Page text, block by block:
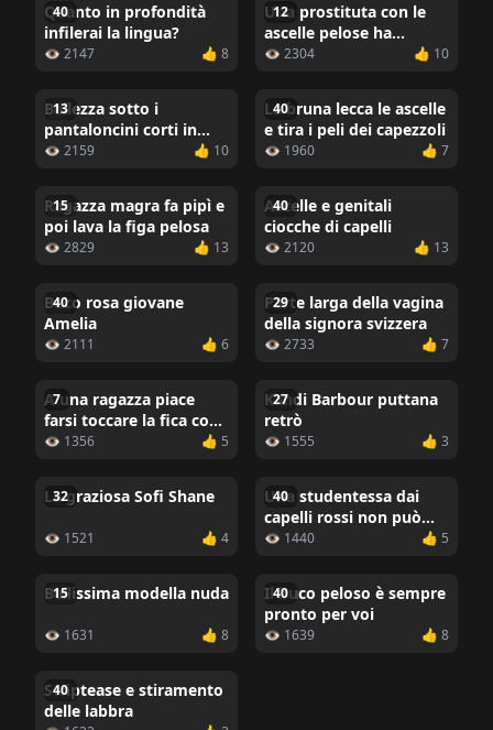
40
Quanto in profondità
infilerai la lingua?
👁 2147 👍 8
12
Una prostituta con le
ascelle pelose ha
dormito con un nero
👁 2304 👍 10
13
Bellezza sotto i
pantaloncini corti in
denim
👁 2159 👍 10
40
La bruna lecca le ascelle
e tira i peli dei capezzoli
👁 1960 👍 7
15
Ragazza magra fa pipì e
poi lava la figa pelosa
👁 2829 👍 13
40
Ascelle e genitali
ciocche di capelli
👁 2120 👍 13
40
Buco rosa giovane
Amelia
👁 2111 👍 6
29
Parte larga della vagina
della signora svizzera
👁 2733 👍 7
7
A una ragazza piace
farsi toccare la fica con
le dita
👁 1356 👍 5
27
Kandi Barbour puttana
retrò
👁 1555 👍 3
32
La graziosa Sofi Shane
👁 1521 👍 4
40
Una studentessa dai
capelli rossi non può
depilarsi le parti intime
👁 1440 👍 5
15
Bellissima modella nuda
👁 1631 👍 8
40
Il buco peloso è sempre
pronto per voi
👁 1639 👍 8
40
Striptease e stiramento
delle labbra